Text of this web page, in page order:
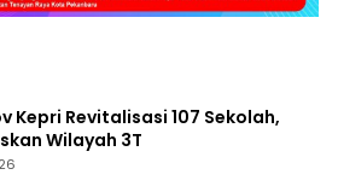
Kepri Revitalisasi 107 Sekolah,
Wilayah 3T